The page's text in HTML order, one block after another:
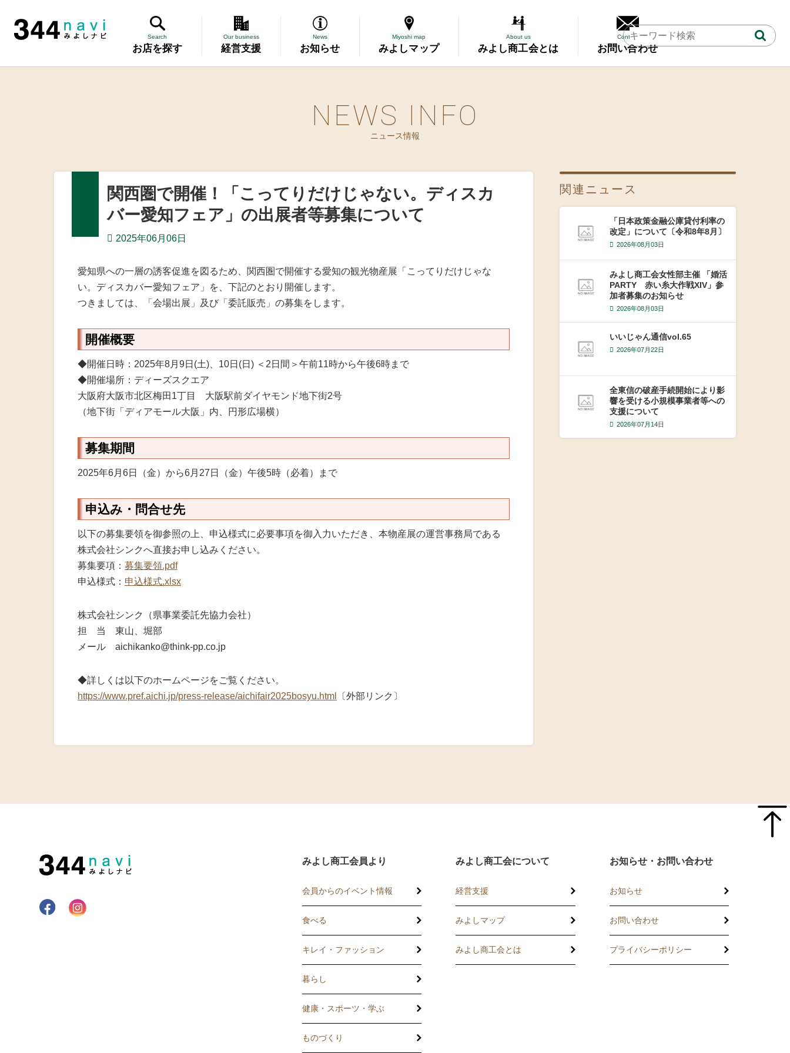
344 Navi
Search
お店を探す
Our business
経営支援
労働保険事務委託
設備・運転資金の相談
火災共済制度
中小企業共済制度
小規模企業共済制度
中小企業倒産防止共済制
特定退職金共済制度
News
お知らせ
Miyoshi map
みよしマップ
About us
みよし商工会とは
Contact
お問い合わせ
NEWS INFO
ニュース情報
関西圏で開催！「こってりだけじゃない。ディスカ
バー愛知フェア」の出展者等募集について
2025年06月06日
愛知県への一層の誘客促進を図るため、関西圏で開催する愛知の観光物産展「こってりだけじゃな
い。ディスカバー愛知フェア」を、下記のとおり開催します。
つきましては、「会場出展」及び「委託販売」の募集をします。
開催概要
◆開催日時：2025年8月9日(土)、10日(日) ＜2日間＞午前11時から午後6時まで
◆開催場所：ディーズスクエア
大阪府大阪市北区梅田1丁目 大阪駅前ダイヤモンド地下街2号
（地下街「ディアモール大阪」内、円形広場横）
募集期間
2025年6月6日（金）から6月27日（金）午後5時（必着）まで
申込み・問合せ先
以下の募集要領を御参照の上、申込様式に必要事項を御入力いただき、本物産展の運営事務局である
株式会社シンクへ直接お申し込みください。
募集要項： 募集要領.pdf
申込様式： 申込様式.xlsx
株式会社シンク（県事業委託先協力会社）
担 当 東山、堀部
メール aichikanko@think-pp.co.jp
◆詳しくは以下のホームページをご覧ください。
https://www.pref.aichi.jp/press-release/aichifair2025bosyu.html
〔外部リンク〕
関連ニュース
「日本政策金融公庫貸付利率の
改定」について〔令和8年8月〕
2026年08月03日
みよし商工会女性部主催 「婚活
PARTY 赤い糸大作戦XIV」参
加者募集のお知らせ
2026年08月03日
いいじゃん通信vol.65
2026年07月22日
全東信の破産手続開始により影
響を受ける小規模事業者等への
支援について
2026年07月14日
みよし商工会員より
会員からのイベント情報
食べる
キレイ・ファッション
暮らし
健康・スポーツ・学ぶ
ものづくり
みよし商工会について
経営支援
講習会
記帳相談指導
みよしマップ
みよし商工会とは
お知らせ・お問い合わせ
お知らせ
お問い合わせ
プライバシーポリシー